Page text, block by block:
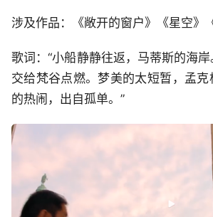
涉及作品：《敞开的窗户》《星空》
歌词：“小船静静往返，马蒂斯的海岸
交给梵谷点燃。梦美的太短暂，孟克
的热闹，出自孤单。”